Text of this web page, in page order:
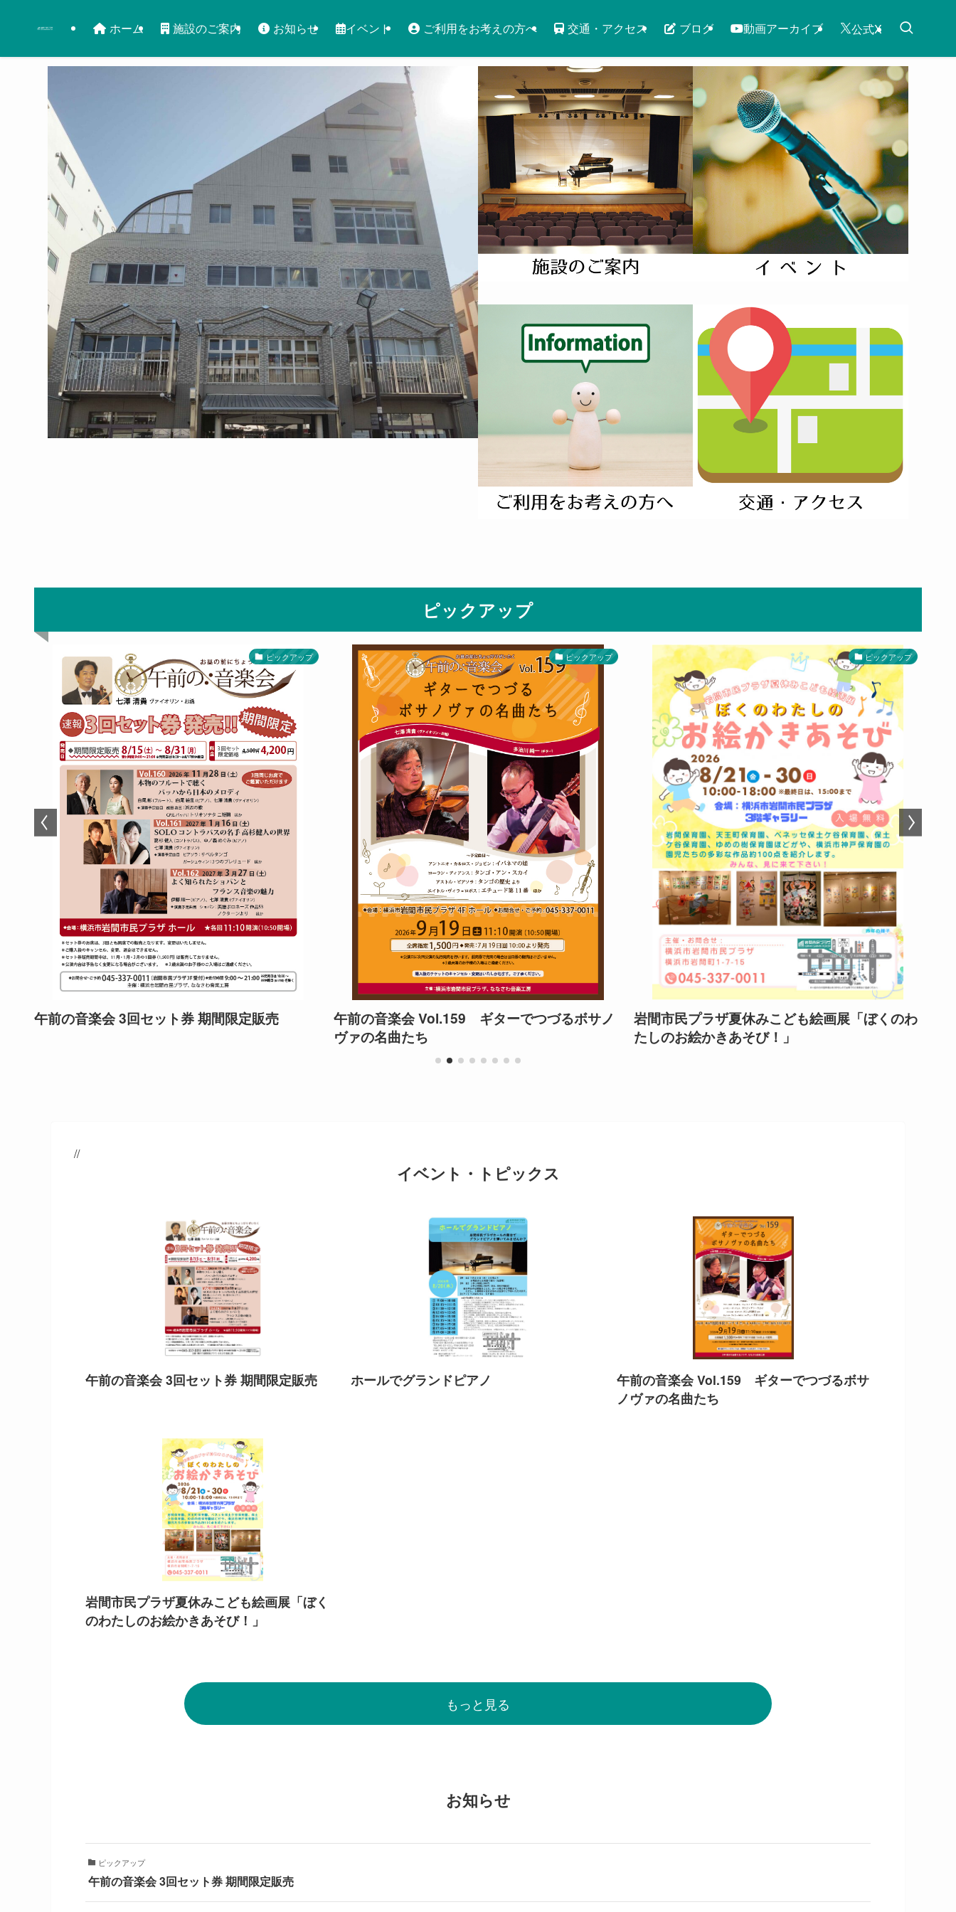
ホーム 施設のご案内 お知らせ イベント ご利用をお考えの方へ 交通・アクセス ブログ 動画アーカイブ 公式X
ピックアップ
ピックアップ
午前の音楽会 3回セット券 期間限定販売
ピックアップ
午前の音楽会 Vol.159 ギターでつづるボサノ
ヴァの名曲たち
ピックアップ
岩間市民プラザ夏休みこども絵画展「ぼくのわ
たしのお絵かきあそび！」
//
イベント・トピックス
午前の音楽会 3回セット券 期間限定販売 ホールでグランドピアノ
午前の音楽会 Vol.159 ギターでつづるボサ
ノヴァの名曲たち
岩間市民プラザ夏休みこども絵画展「ぼく
のわたしのお絵かきあそび！」
もっと見る
お知らせ
ピックアップ
午前の音楽会 3回セット券 期間限定販売